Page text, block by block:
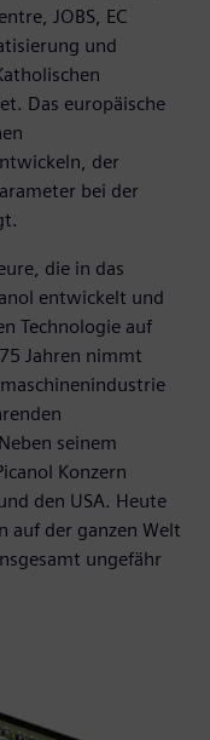
JOBS, EC
und
Das europäische
der
bei der
die in das
entwickelt und
Technologie auf
Jahren nimmt
seinem
Konzern
den USA. Heute
auf der ganzen Welt
ungefähr